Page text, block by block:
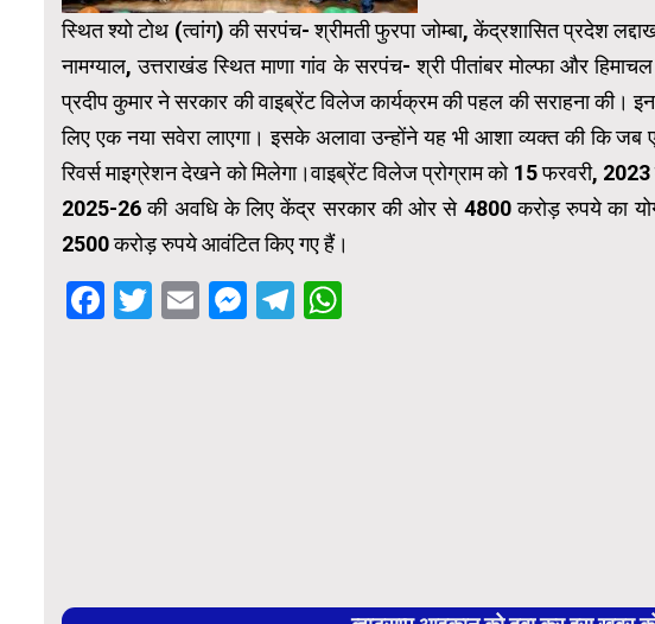
स्थित श्यो टोथ (त्वांग) की सरपंच- श्रीमती फुरपा जोम्बा, केंद्रशासित प्रदेश
नामग्याल, उत्तराखंड स्थित माणा गांव के सरपंच- श्री पीतांबर मोल्फा और
प्रदीप कुमार ने सरकार की वाइब्रेंट विलेज कार्यक्रम की पहल की सराहना की।
लिए एक नया सवेरा लाएगा। इसके अलावा उन्होंने यह भी आशा व्यक्त की कि जब
रिवर्स माइग्रेशन देखने को मिलेगा।वाइब्रेंट विलेज प्रोग्राम को 15 फरवरी,
2025-26 की अवधि के लिए केंद्र सरकार की ओर से 4800 करोड़ रुपये का
2500 करोड़ रुपये आवंटित किए गए हैं।
Facebook
Twitter
EmailMessenger
Telegram